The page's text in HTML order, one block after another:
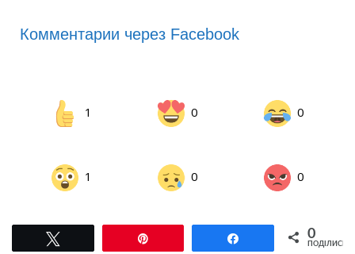
Комментарии через Facebook
1 0 0
1 0 0
Поділитися0
ПОДІЛИСЬ